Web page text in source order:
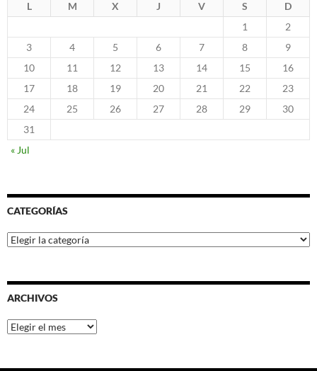
L M X J V S
D
1
2
3
4 5 6 7 8
9
10
11 12 13 14 15
16
17
18 19 20 21 22
23
24
25 26 27 28 29
30
31
« Jul
CATEGORÍAS
Categorías
ARCHIVOS
Archivos